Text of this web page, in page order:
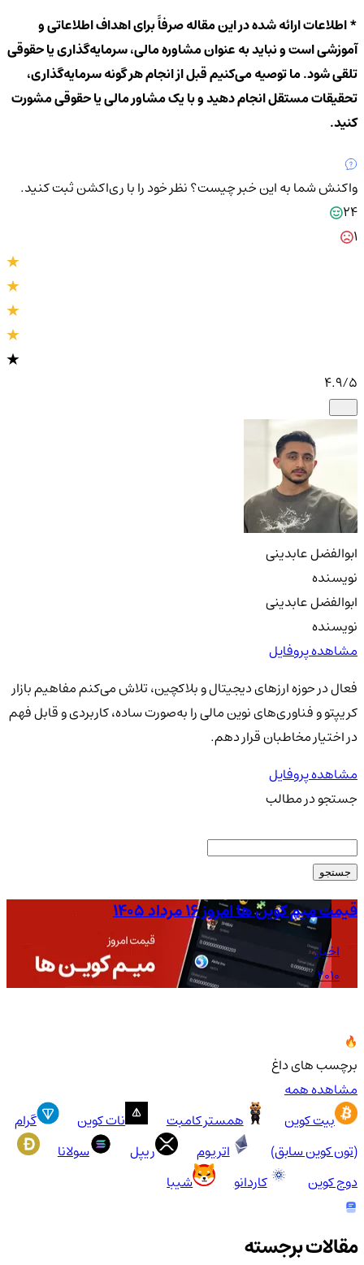
* اطلاعات ارائه شده در این مقاله صرفاً برای اهداف اطلاعاتی و
آموزشی است و نباید به عنوان مشاوره مالی، سرمایه‌گذاری یا حقوقی
تلقی شود. ما توصیه می‌کنیم قبل از انجام هر گونه سرمایه‌گذاری،
تحقیقات مستقل انجام دهید و با یک مشاور مالی یا حقوقی مشورت
کنید.
واکنش شما به این خبر چیست؟نظر خود را با ری‌اکشن ثبت کنید.
24
4.9/5
ابوالفضل عابدینی
نویسنده
ابوالفضل عابدینی
نویسنده
مشاهده پروفایل
فعال در حوزه ارزهای دیجیتال و بلاکچین، تلاش می‌کنم مفاهیم بازار
کریپتو و فناوری‌های نوین مالی را به‌صورت ساده، کاربردی و قابل فهم
در اختیار مخاطبان قرار دهم.
مشاهده پروفایل
جستجو در مطالب
جستجو
قیمت میم کوین ها امروز ۱۶ مرداد ۱۴۰۵
اخبار
2010
برچسب های داغ
مشاهده همه
بیت کوین
همستر کامبت نات کوین
گرام
(تون کوین سابق)
اتریوم ریپل
سولانا
دوج کوین
کاردانو شیبا
مقالات برجسته